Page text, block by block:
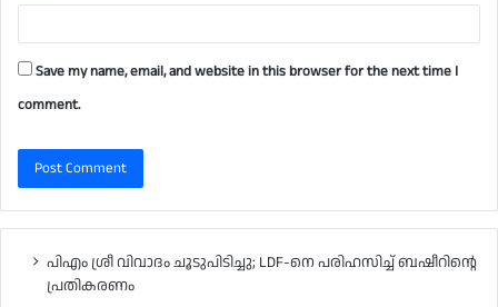
Save my name, email, and website in this browser for the next time I
comment.
പിഎം ശ്രീ വിവാദം ചൂടുപിടിച്ചു; LDF-നെ പരിഹസിച്ച് ബഷീറിന്റെ
പ്രതികരണം